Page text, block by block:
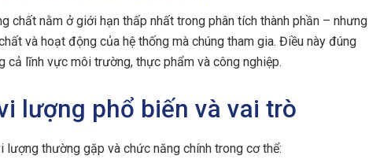
chất nằm ở giới hạn thấp nhất trong phân tích thành phần – nhưng
và hoạt động của hệ thống mà chúng tham gia. Điều này đúng
cả lĩnh vực môi trường, thực phẩm và công nghiệp.
lượng phổ biến và vai trò
thường gặp và chức năng chính trong cơ thể: